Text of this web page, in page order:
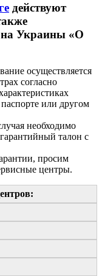
действуют
Украины «О
осуществляется
согласно
или другом
необходимо
талон с
просим
центры.